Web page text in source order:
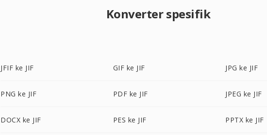
Konverter spesifik
JFIF ke JIF GIF ke JIF JPG ke JIF
PNG ke JIF PDF ke JIF JPEG ke JIF
DOCX ke JIF PES ke JIF PPTX ke JIF